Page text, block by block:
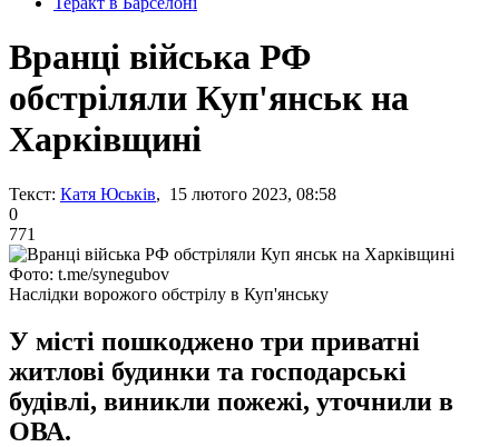
Вранці війська РФ
обстріляли Куп'янськ на
Харківщині
Текст: Катя Юськів, 15 лютого 2023, 08:58
0
771
Фото: t.me/synegubov
Наслідки ворожого обстрілу в Куп'янську
У місті пошкоджено три приватні
житлові будинки та господарські
будівлі, виникли пожежі, уточнили в
ОВА.